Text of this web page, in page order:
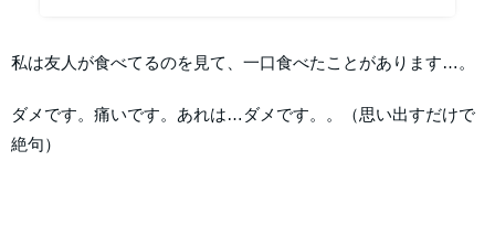
私は友人が食べてるのを見て、一口食べたことがあります…。
ダメです。痛いです。あれは…ダメです。。（思い出すだけで
絶句）